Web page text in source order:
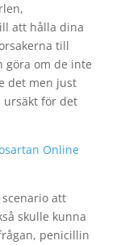
att hålla dina
till
göra om de inte
det men just
ursäkt för det
Online
att
skulle kunna
penicillin